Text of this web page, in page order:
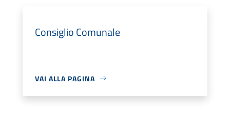
Consiglio Comunale
VAI ALLA PAGINA